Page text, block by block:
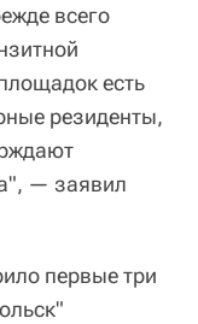
всего
есть
резиденты,
— заявил
первые три